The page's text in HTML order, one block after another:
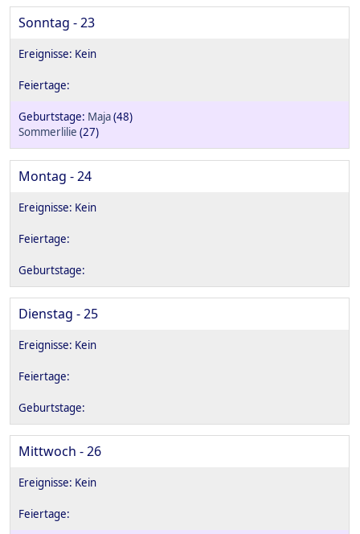
Sonntag - 23
Maja(48)
Sommerlilie (27)
Montag - 24
Dienstag - 25
Mittwoch - 26